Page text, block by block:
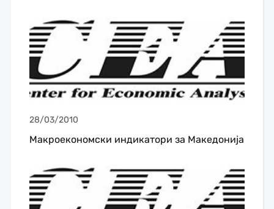
28/03/2010
Макроекономски индикатори за Македонија